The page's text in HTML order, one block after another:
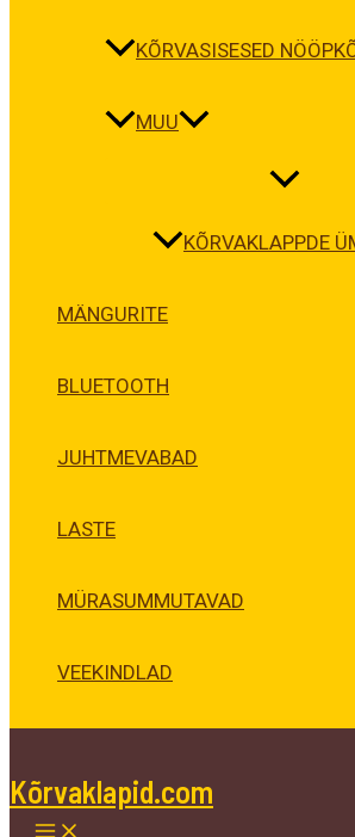
KÕRVASISESED
MUU
KÕRVAKLAPPDE
MÄNGURITE
BLUETOOTH
JUHTMEVABAD
LASTE
MÜRASUMMUTAVAD
VEEKINDLAD
Kõrvaklapid.com